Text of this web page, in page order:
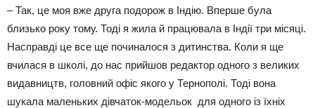
– Так, це моя вже друга подорож в Індію. Вперше була
близько року тому. Тоді я жила й працювала в Індії три місяці.
Насправді це все ще починалося з дитинства. Коли я ще
вчилася в школі, до нас прийшов редактор одного з великих
видавництв, головний офіс якого у Тернополі. Тоді вона
шукала маленьких дівчаток-модельок для одного із їхніх